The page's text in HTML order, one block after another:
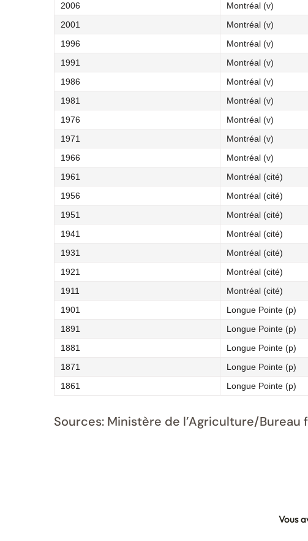
2006
Montréal (v)
2001
Montréal (v)
1996
Montréal (v)
1991
Montréal (v)
1986
Montréal (v)
1981
Montréal (v)
1976
Montréal (v)
1971
Montréal (v)
1966
Montréal (v)
1961
Montréal (cité)
1956
Montréal (cité)
1951
Montréal (cité)
1941
Montréal (cité)
1931
Montréal (cité)
1921
Montréal (cité)
1911
Montréal (cité)
1901
Longue Pointe (p)
1891
Longue Pointe (p)
1881
Longue Pointe (p)
1871
Longue Pointe (p)
1861
Longue Pointe (p)
Sources: Ministère de l’Agriculture/
Vous